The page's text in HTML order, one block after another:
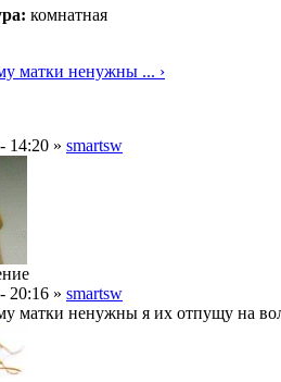
комнатная
матки ненужны ... ›
14:20 » smartsw
20:16 » smartsw
матки ненужны я их отпущу на